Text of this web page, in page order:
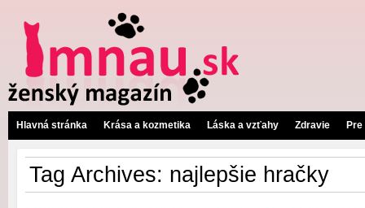
Hlavná stránka Krása a kozmetika Láska a vzťahy Zdravie
Tag Archives: najlepšie hračky